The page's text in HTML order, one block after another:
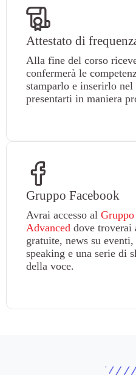
Attestato di
Alla fine del corso
confermerà le
stamparlo e inserirlo
presentarti in maniera
Gruppo Facebook
Avrai accesso al
Advanced dove troverai
gratuite, news su
speaking e una serie di
della voce.